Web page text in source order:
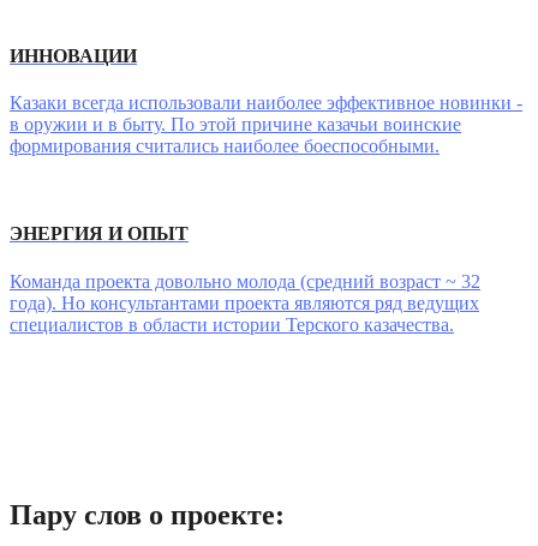
ИННОВАЦИИ
Казаки всегда использовали наиболее эффективное новинки -
в оружии и в быту. По этой причине казачьи воинские
формирования считались наиболее боеспособными.
ЭНЕРГИЯ И ОПЫТ
Команда проекта довольно молода (средний возраст ~ 32
года). Но консультантами проекта являются ряд ведущих
специалистов в области истории Терского казачества.
Пару слов о проекте: